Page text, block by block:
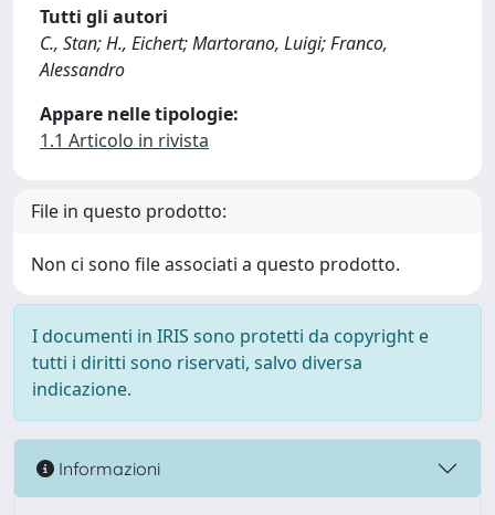
Tutti gli autori
C., Stan; H., Eichert; Martorano, Luigi; Franco,
Alessandro
Appare nelle tipologie:
1.1 Articolo in rivista
File in questo prodotto:
Non ci sono file associati a questo prodotto.
I documenti in IRIS sono protetti da copyright e
tutti i diritti sono riservati, salvo diversa
indicazione.
Informazioni